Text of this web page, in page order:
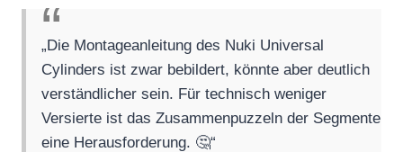
„Die Montageanleitung des Nuki Universal
Cylinders ist zwar bebildert, könnte aber deutlich
verständlicher sein. Für technisch weniger
Versierte ist das Zusammenpuzzeln der Segmente
eine Herausforderung. 🤔“